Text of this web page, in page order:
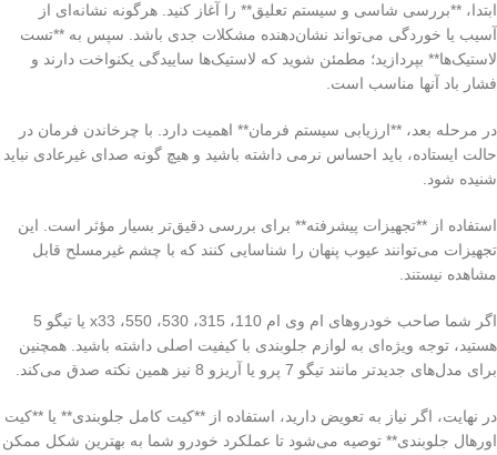
ابتدا، **بررسی شاسی و سیستم تعلیق** را آغاز کنید. هرگونه نشانه‌ای از
آسیب یا خوردگی می‌تواند نشان‌دهنده مشکلات جدی باشد. سپس به **تست
لاستیک‌ها** بپردازید؛ مطمئن شوید که لاستیک‌ها ساییدگی یکنواخت دارند و
فشار باد آنها مناسب است.
در مرحله بعد، **ارزیابی سیستم فرمان** اهمیت دارد. با چرخاندن فرمان در
حالت ایستاده، باید احساس نرمی داشته باشید و هیچ گونه صدای غیرعادی نباید
شنیده شود.
استفاده از **تجهیزات پیشرفته** برای بررسی دقیق‌تر بسیار مؤثر است. این
تجهیزات می‌توانند عیوب پنهان را شناسایی کنند که با چشم غیرمسلح قابل
مشاهده نیستند.
اگر شما صاحب خودروهای ام وی ام 110، 315، 530، 550، x33 یا تیگو 5
هستید، توجه ویژه‌ای به لوازم جلوبندی با کیفیت اصلی داشته باشید. همچنین
برای مدل‌های جدیدتر مانند تیگو 7 پرو یا آریزو 8 نیز همین نکته صدق می‌کند.
در نهایت، اگر نیاز به تعویض دارید، استفاده از **کیت کامل جلوبندی** یا **کیت
اورهال جلوبندی** توصیه می‌شود تا عملکرد خودرو شما به بهترین شکل ممکن